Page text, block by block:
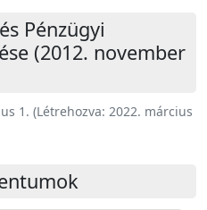
Pénzügyi
(2012. november
1. (Létrehozva: 2022. március